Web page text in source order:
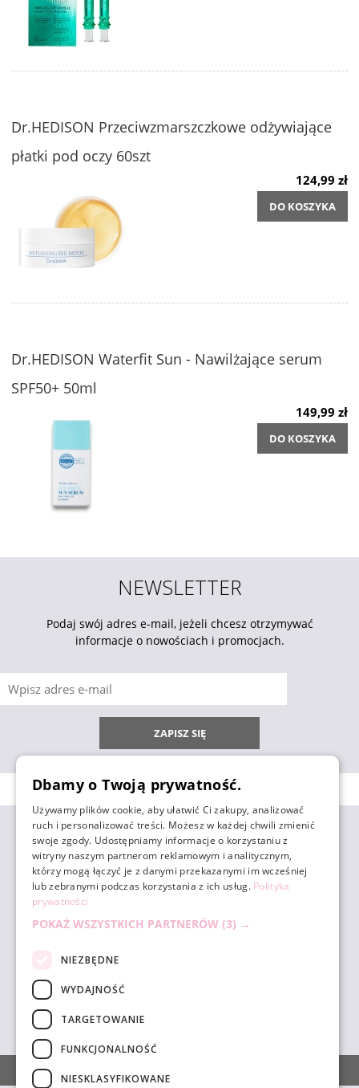
Dr.HEDISON Przeciwzmarszczkowe odżywiające
płatki pod oczy 60szt
124,99 zł
DO KOSZYKA
Dr.HEDISON Waterfit Sun - Nawilżające serum
SPF50+ 50ml
149,99 zł
DO KOSZYKA
NEWSLETTER
Podaj swój adres e-mail, jeżeli chcesz otrzymywać
informacje o nowościach i promocjach.
ZAPISZ SIĘ
ZAKUPY
POMOC
MOJE KONTO
sklep@unicornbeauty.com.pl
Dbamy o Twoją prywatność.
Używamy plików cookie, aby ułatwić Ci zakupy, analizować
ruch i personalizować treści. Możesz w każdej chwili zmienić
swoje zgody. Udostępniamy informacje o korzystaniu z
witryny naszym partnerom reklamowym i analitycznym,
którzy mogą łączyć je z danymi przekazanymi im wcześniej
lub zebranymi podczas korzystania z ich usług. Polityka
prywatności
POKAŻ WSZYSTKICH PARTNERÓW (3) →
NIEZBĘDNE
WYDAJNOŚĆ
TARGETOWANIE
FUNKCJONALNOŚĆ
NIESKLASYFIKOWANE